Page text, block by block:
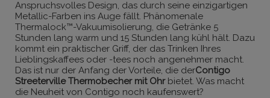
Anspruchsvolles Design, das durch seine einzigartigen
Metallic-Farben ins Auge fällt. Phänomenale
Thermalock™-Vakuumisolierung, die Getränke 5
Stunden lang warm und 15 Stunden lang kühl hält. Dazu
kommt ein praktischer Griff, der das Trinken Ihres
Lieblingskaffees oder -tees noch angenehmer macht.
Das ist nur der Anfang der Vorteile, die derContigo
Streeterville Thermobecher mit Ohrbietet. Was macht
die Neuheit von Contigo noch kaufenswert?